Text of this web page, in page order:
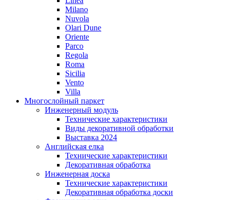
Milano
Nuvola
Olari Dune
Oriente
Parco
Regola
Roma
Sicilia
Vento
Villa
Многослойный паркет
Инженерный модуль
Технические характеристики
Виды декоративной обработки
Выставка 2024
Английская елка
Технические характеристики
Декоративная обработка
Инженерная доска
Технические характеристики
Декоративная обработка доски